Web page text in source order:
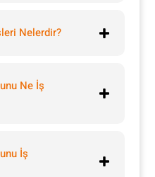
Nelerdir?
Ne İş
İş